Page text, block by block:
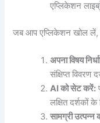
एप्लिकेशन
जब आप एप्लिकेशन खोल लें,
अपना विषय
संक्षिप्त विवरण
AI को सेट करें:
लक्षित दर्शकों
सामग्री उत्पन्न